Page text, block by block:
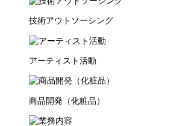
技術アウトソーシング
アーティスト活動
商品開発（化粧品）